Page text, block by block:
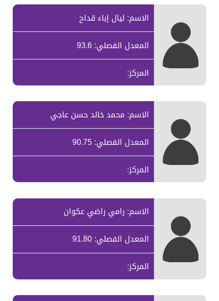
الاسم: ليال إباء قداح
المعدل الفصلي: 93.6
المركز:
الاسم: محمد خالد حسن عاجي
المعدل الفصلي: 90.75
المركز:
الاسم: رامي راضي عكوان
المعدل الفصلي: 91.80
المركز: